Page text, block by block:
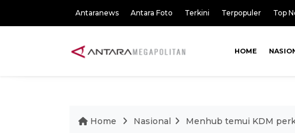
Antaranews Antara Foto Terkini Terpopuler Top
HOME
Home Nasional Menhub temui KDM